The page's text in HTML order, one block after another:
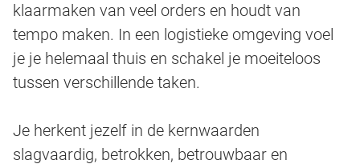
klaarmaken van veel orders en houdt van
tempo maken. In een logistieke omgeving voel
je je helemaal thuis en schakel je moeiteloos
tussen verschillende taken.
Je herkent jezelf in de kernwaarden
slagvaardig, betrokken, betrouwbaar en